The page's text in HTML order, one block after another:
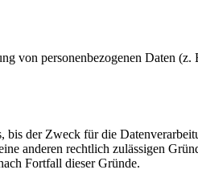
von personenbezogenen Daten
bis der Zweck für die
anderen rechtlich zulässigen
Fortfall dieser Gründe.